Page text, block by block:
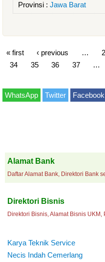
Provinsi : Jawa Barat
« first ‹ previous
34
35 36 37
WhatsApp Twitter Facebook
Alamat Bank
Daftar Alamat Bank, Direktori Bank
Direktori Bisnis
Direktori Bisnis, Alamat Bisnis UKM,
Karya Teknik Service
Necis Indah Cemerlang